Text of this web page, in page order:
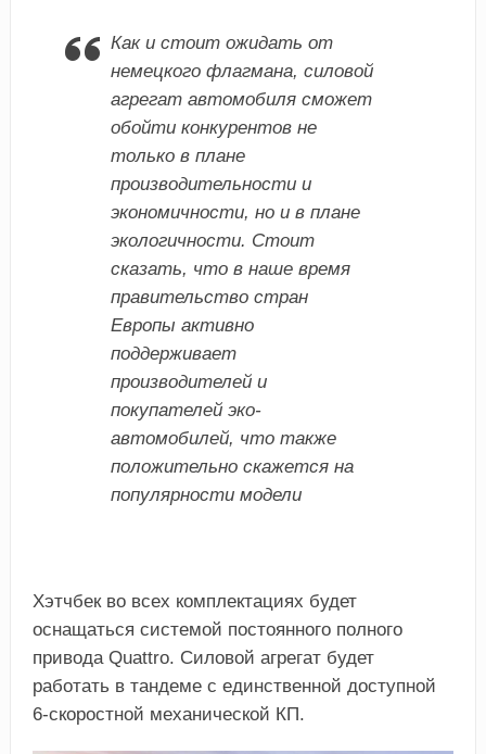
Как и стоит ожидать от
немецкого флагмана, силовой
агрегат автомобиля сможет
обойти конкурентов не
только в плане
производительности и
экономичности, но и в плане
экологичности. Стоит
сказать, что в наше время
правительство стран
Европы активно
поддерживает
производителей и
покупателей эко-
автомобилей, что также
положительно скажется на
популярности модели
Хэтчбек во всех комплектациях будет
оснащаться системой постоянного полного
привода Quattro. Силовой агрегат будет
работать в тандеме с единственной доступной
6-скоростной механической КП.